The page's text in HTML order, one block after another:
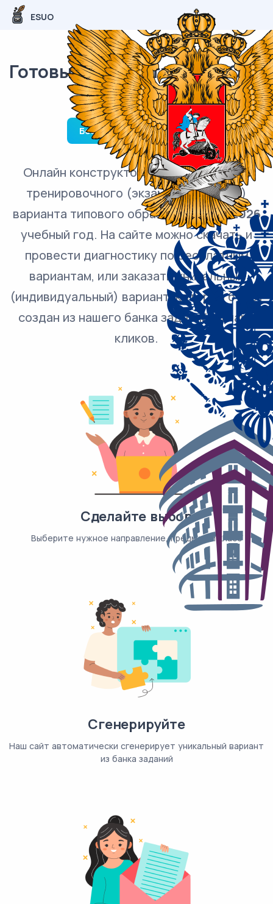
ESUO
Готовые варианты ЕГЭ / ОГЭ
и ВПР
Бесплатная диагностика
Онлайн конструктор по созданию КИМ
тренировочного (экзаменационного)
варианта типового образца на2025-2026
учебный год. На сайте можно скачать и
провести диагностику по бесплатным
вариантам, или заказать уникальный
(индивидуальный) вариант, который будет
создан из нашего банка заданий за пару
кликов.
Сделайте выбор
Выберите нужное направление, предмет и класс
Сгенерируйте
Наш сайт автоматически сгенерирует уникальный вариант
из банка заданий